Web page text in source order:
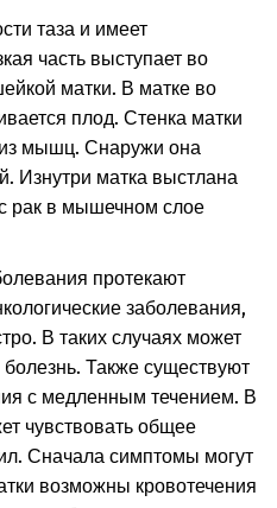
таза и имеет
часть выступает во
матки. В матке во
плод. Стенка матки
мышц. Снаружи она
Изнутри матка выстлана
рак в мышечном слое
протекают
заболевания,
В таких случаях может
Также существуют
с медленным течением. В
чувствовать общее
Сначала симптомы могут
возможны кровотечения